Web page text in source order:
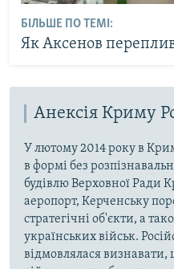
БІЛЬШЕ ПО ТЕМІ:
Як Аксенов
Анексія Криму
У лютому 2014 року в
в формі без
будівлю Верховної Ради
аеропорт, Керченську
стратегічні об'єкти, а
українських військ.
відмовлялася визнавати,